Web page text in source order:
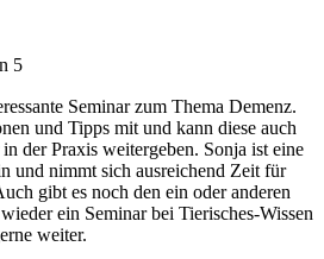
5
Seminar zum Thema Demenz.
und Tipps mit und kann diese auch
der Praxis weitergeben. Sonja ist eine
und nimmt sich ausreichend Zeit für
gibt es noch den ein oder anderen
ein Seminar bei Tierisches-Wissen
weiter.